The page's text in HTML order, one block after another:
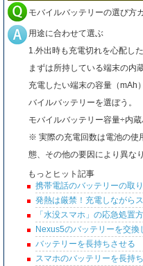
モバイルバッテリーの選び方
用途に合わせて選ぶ
1.外出時も充電切れを心配し
まずは所持している端末の内
充電したい端末の容量（mAh
バイルバッテリーを選ぼう。
モバイルバッテリー容量÷内
※ 実際の充電回数は電池の使
態、その他の要因により異なり
もっとヒット記事
携帯電話のバッテリーの取
発熱は厳禁！充電しながら
「水没スマホ」の応急処置
Nexus5のバッテリーを交換
バッテリーを長持ちさせる
スマホのバッテリーを長持